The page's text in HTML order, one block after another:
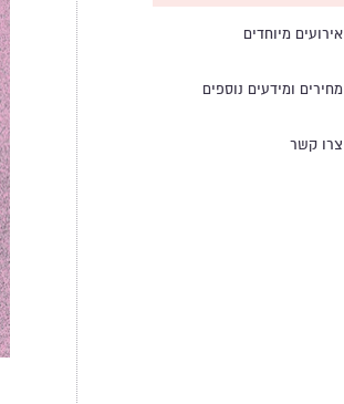
אירועים מיוחדים
מחירים ומידעים נוספים
צרו קשר